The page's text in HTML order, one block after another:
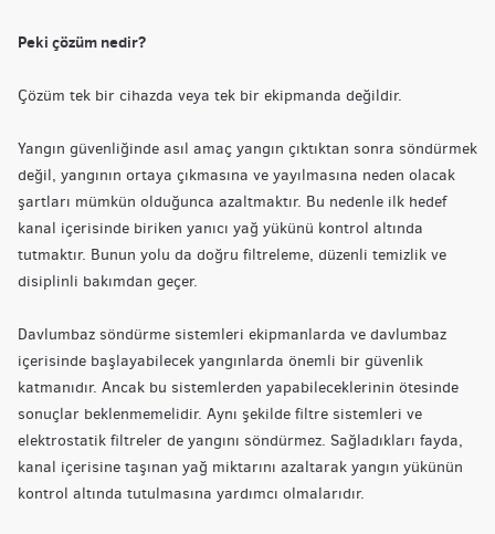
Peki çözüm nedir?
Çözüm tek bir cihazda veya tek bir ekipmanda değildir.
Yangın güvenliğinde asıl amaç yangın çıktıktan sonra söndürmek
değil, yangının ortaya çıkmasına ve yayılmasına neden olacak
şartları mümkün olduğunca azaltmaktır. Bu nedenle ilk hedef
kanal içerisinde biriken yanıcı yağ yükünü kontrol altında
tutmaktır. Bunun yolu da doğru filtreleme, düzenli temizlik ve
disiplinli bakımdan geçer.
Davlumbaz söndürme sistemleri ekipmanlarda ve davlumbaz
içerisinde başlayabilecek yangınlarda önemli bir güvenlik
katmanıdır. Ancak bu sistemlerden yapabileceklerinin ötesinde
sonuçlar beklenmemelidir. Aynı şekilde filtre sistemleri ve
elektrostatik filtreler de yangını söndürmez. Sağladıkları fayda,
kanal içerisine taşınan yağ miktarını azaltarak yangın yükünün
kontrol altında tutulmasına yardımcı olmalarıdır.